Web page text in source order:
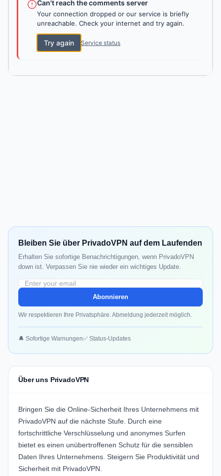
Can't reach the comments server
Your connection dropped or our service is briefly
unreachable. Check your internet and try again.
Try again Service status
Bleiben Sie über PrivadoVPN auf dem Laufenden
Erhalten Sie sofortige Benachrichtigungen, wenn PrivadoVPN
down ist. Verpassen Sie nie wieder ein wichtiges Update.
Abonnieren
Wir respektieren Ihre Privatsphäre. Abmeldung jederzeit möglich.
🔔 Sofortige Warnungen✅ Status-Updates
Über uns PrivadoVPN
Bringen Sie die Online-Sicherheit Ihres Unternehmens mit
PrivadoVPN auf die nächste Stufe. Durch eine
fortschrittliche Verschlüsselung und anonymes Surfen
bietet es einen unübertroffenen Schutz für die sensiblen
Daten Ihres Unternehmens. Steigern Sie Produktivität und
Sicherheit mit PrivadoVPN.